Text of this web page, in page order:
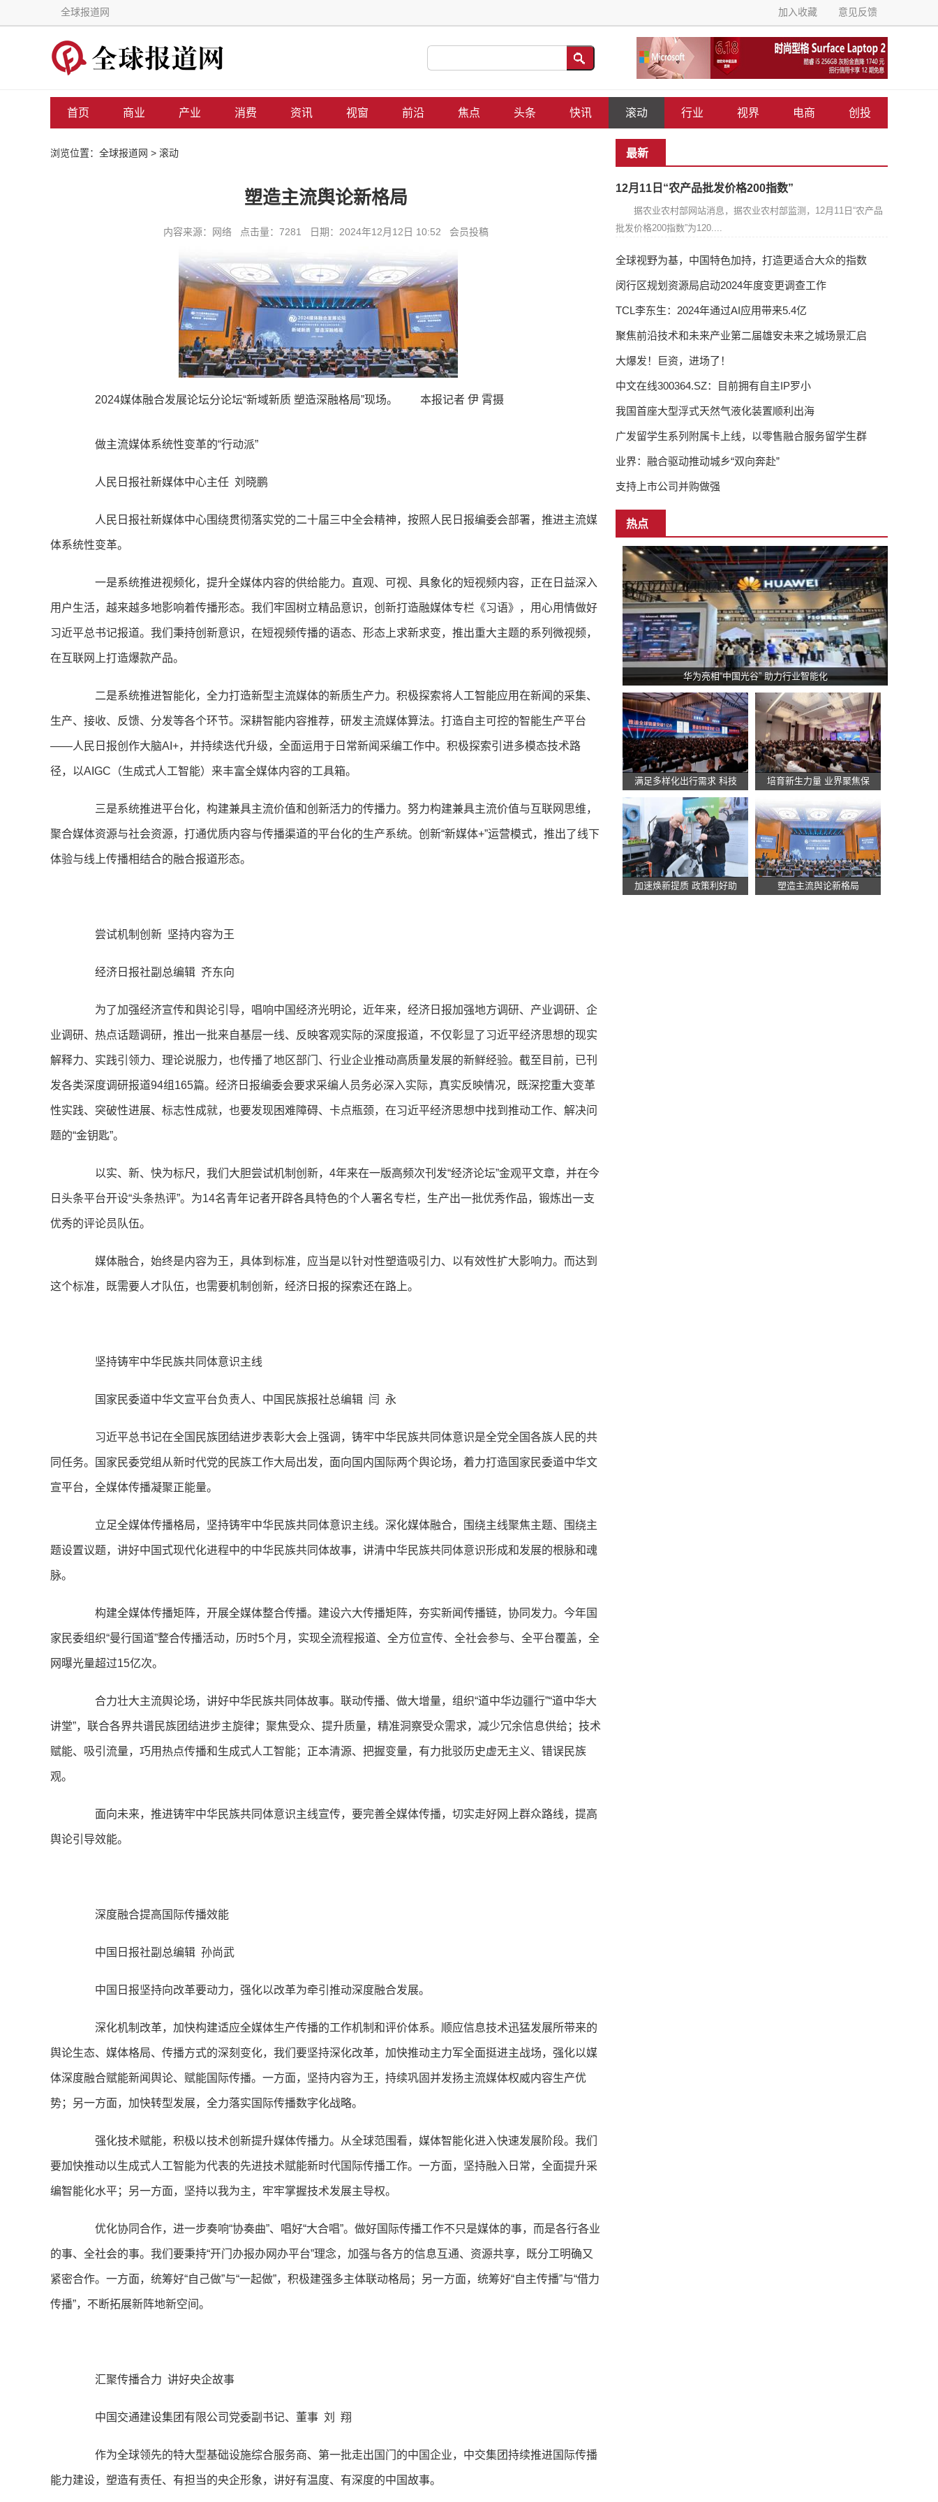
全球报道网 加入收藏 意见反馈
首页 商业 产业 消费 资讯 视窗 前沿 焦点 头条 快讯 滚动 行业 视界 电商 创投
浏览位置： 全球报道网 > 滚动
塑造主流舆论新格局
内容来源：网络 点击量：7281 日期：2024年12月12日 10:52 会员投稿
2024媒体融合发展论坛分论坛“新域新质 塑造深融格局”现场。 本报记者 伊 霄摄
做主流媒体系统性变革的“行动派”
人民日报社新媒体中心主任 刘晓鹏
人民日报社新媒体中心围绕贯彻落实党的二十届三中全会精神，按照人民日报编委会部署，推进主流媒
体系统性变革。
一是系统推进视频化，提升全媒体内容的供给能力。直观、可视、具象化的短视频内容，正在日益深入
用户生活，越来越多地影响着传播形态。我们牢固树立精品意识，创新打造融媒体专栏《习语》，用心用情做好
习近平总书记报道。我们秉持创新意识，在短视频传播的语态、形态上求新求变，推出重大主题的系列微视频，
在互联网上打造爆款产品。
二是系统推进智能化，全力打造新型主流媒体的新质生产力。积极探索将人工智能应用在新闻的采集、
生产、接收、反馈、分发等各个环节。深耕智能内容推荐，研发主流媒体算法。打造自主可控的智能生产平台
——人民日报创作大脑AI+，并持续迭代升级，全面运用于日常新闻采编工作中。积极探索引进多模态技术路
径，以AIGC（生成式人工智能）来丰富全媒体内容的工具箱。
三是系统推进平台化，构建兼具主流价值和创新活力的传播力。努力构建兼具主流价值与互联网思维，
聚合媒体资源与社会资源，打通优质内容与传播渠道的平台化的生产系统。创新“新媒体+”运营模式，推出了线下
体验与线上传播相结合的融合报道形态。
尝试机制创新 坚持内容为王
经济日报社副总编辑 齐东向
为了加强经济宣传和舆论引导，唱响中国经济光明论，近年来，经济日报加强地方调研、产业调研、企
业调研、热点话题调研，推出一批来自基层一线、反映客观实际的深度报道，不仅彰显了习近平经济思想的现实
解释力、实践引领力、理论说服力，也传播了地区部门、行业企业推动高质量发展的新鲜经验。截至目前，已刊
发各类深度调研报道94组165篇。经济日报编委会要求采编人员务必深入实际，真实反映情况，既深挖重大变革
性实践、突破性进展、标志性成就，也要发现困难障碍、卡点瓶颈，在习近平经济思想中找到推动工作、解决问
题的“金钥匙”。
以实、新、快为标尺，我们大胆尝试机制创新，4年来在一版高频次刊发“经济论坛”金观平文章，并在今
日头条平台开设“头条热评”。为14名青年记者开辟各具特色的个人署名专栏，生产出一批优秀作品，锻炼出一支
优秀的评论员队伍。
媒体融合，始终是内容为王，具体到标准，应当是以针对性塑造吸引力、以有效性扩大影响力。而达到
这个标准，既需要人才队伍，也需要机制创新，经济日报的探索还在路上。
坚持铸牢中华民族共同体意识主线
国家民委道中华文宣平台负责人、中国民族报社总编辑 闫 永
习近平总书记在全国民族团结进步表彰大会上强调，铸牢中华民族共同体意识是全党全国各族人民的共
同任务。国家民委党组从新时代党的民族工作大局出发，面向国内国际两个舆论场，着力打造国家民委道中华文
宣平台，全媒体传播凝聚正能量。
立足全媒体传播格局，坚持铸牢中华民族共同体意识主线。深化媒体融合，围绕主线聚焦主题、围绕主
题设置议题，讲好中国式现代化进程中的中华民族共同体故事，讲清中华民族共同体意识形成和发展的根脉和魂
脉。
构建全媒体传播矩阵，开展全媒体整合传播。建设六大传播矩阵，夯实新闻传播链，协同发力。今年国
家民委组织“曼行国道”整合传播活动，历时5个月，实现全流程报道、全方位宣传、全社会参与、全平台覆盖，全
网曝光量超过15亿次。
合力壮大主流舆论场，讲好中华民族共同体故事。联动传播、做大增量，组织“道中华边疆行”“道中华大
讲堂”，联合各界共谱民族团结进步主旋律；聚焦受众、提升质量，精准洞察受众需求，减少冗余信息供给；技术
赋能、吸引流量，巧用热点传播和生成式人工智能；正本清源、把握变量，有力批驳历史虚无主义、错误民族
观。
面向未来，推进铸牢中华民族共同体意识主线宣传，要完善全媒体传播，切实走好网上群众路线，提高
舆论引导效能。
深度融合提高国际传播效能
中国日报社副总编辑 孙尚武
中国日报坚持向改革要动力，强化以改革为牵引推动深度融合发展。
深化机制改革，加快构建适应全媒体生产传播的工作机制和评价体系。顺应信息技术迅猛发展所带来的
舆论生态、媒体格局、传播方式的深刻变化，我们要坚持深化改革，加快推动主力军全面挺进主战场，强化以媒
体深度融合赋能新闻舆论、赋能国际传播。一方面，坚持内容为王，持续巩固并发扬主流媒体权威内容生产优
势；另一方面，加快转型发展，全力落实国际传播数字化战略。
强化技术赋能，积极以技术创新提升媒体传播力。从全球范围看，媒体智能化进入快速发展阶段。我们
要加快推动以生成式人工智能为代表的先进技术赋能新时代国际传播工作。一方面，坚持融入日常，全面提升采
编智能化水平；另一方面，坚持以我为主，牢牢掌握技术发展主导权。
优化协同合作，进一步奏响“协奏曲”、唱好“大合唱”。做好国际传播工作不只是媒体的事，而是各行各业
的事、全社会的事。我们要秉持“开门办报办网办平台”理念，加强与各方的信息互通、资源共享，既分工明确又
紧密合作。一方面，统筹好“自己做”与“一起做”，积极建强多主体联动格局；另一方面，统筹好“自主传播”与“借力
传播”，不断拓展新阵地新空间。
汇聚传播合力 讲好央企故事
中国交通建设集团有限公司党委副书记、董事 刘 翔
作为全球领先的特大型基础设施综合服务商、第一批走出国门的中国企业，中交集团持续推进国际传播
能力建设，塑造有责任、有担当的央企形象，讲好有温度、有深度的中国故事。
最新
12月11日“农产品批发价格200指数”
据农业农村部网站消息，据农业农村部监测，12月11日“农产品
批发价格200指数”为120....
全球视野为基，中国特色加持，打造更适合大众的指数
闵行区规划资源局启动2024年度变更调查工作
TCL李东生：2024年通过AI应用带来5.4亿
聚焦前沿技术和未来产业第二届雄安未来之城场景汇启
大爆发！巨资，进场了！
中文在线300364.SZ：目前拥有自主IP罗小
我国首座大型浮式天然气液化装置顺利出海
广发留学生系列附属卡上线，以零售融合服务留学生群
业界：融合驱动推动城乡“双向奔赴”
支持上市公司并购做强
热点
华为亮相“中国光谷” 助力行业智能化
满足多样化出行需求 科技 培育新生力量 业界聚焦保
加速焕新提质 政策利好助 塑造主流舆论新格局